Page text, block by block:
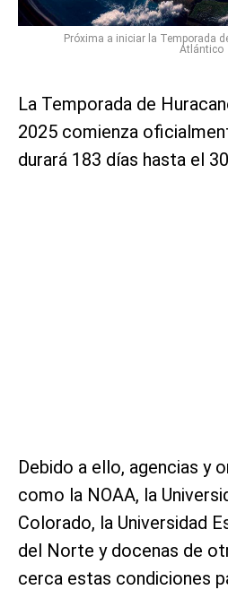
Próxima a iniciar la Temporada
Atlántico
La Temporada de
2025 comienza
durará 183 días hasta el
Debido a ello, agencias y
como la NOAA, la
Colorado, la Universidad
del Norte y docenas de
cerca estas condiciones